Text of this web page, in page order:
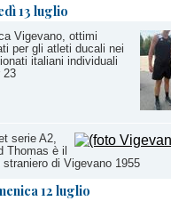
13 luglio
Vigevano, ottimi
per gli atleti ducali nei
italiani individuali
23
serie A2,
Thomas è il
straniero di Vigevano 1955
12 luglio